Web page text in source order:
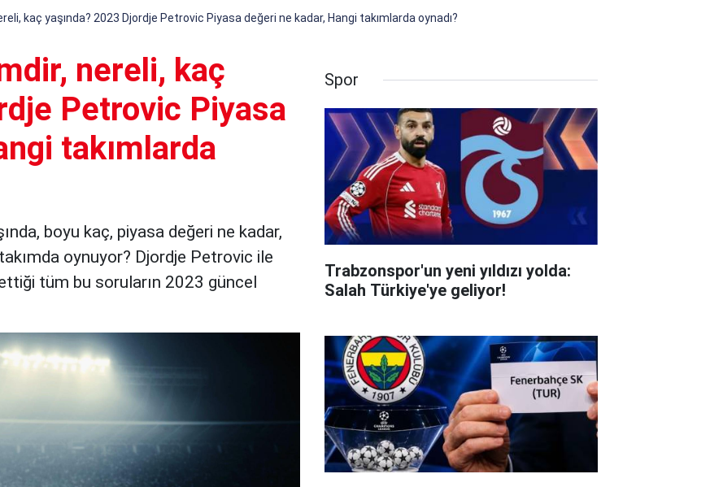
kaç yaşında? 2023 Djordje Petrovic Piyasa değeri ne kadar, Hangi takımlarda oynadı?
nereli, kaç
Petrovic Piyasa
takımlarda
boyu kaç, piyasa değeri ne kadar,
oynuyor? Djordje Petrovic ile
tüm bu soruların 2023 güncel
Spor
Trabzonspor'un yeni yıldızı yolda:
Salah Türkiye'ye geliyor!